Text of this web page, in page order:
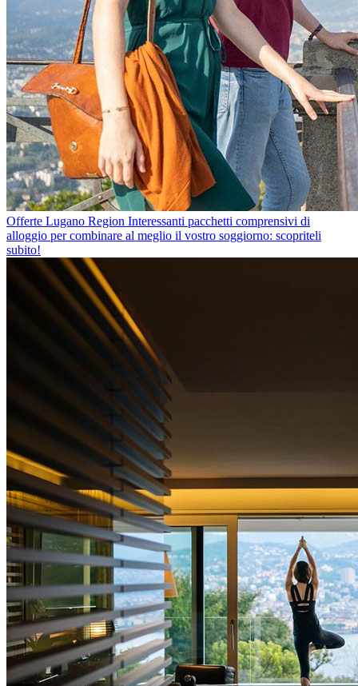
Offerte Lugano Region Interessanti pacchetti comprensivi di
alloggio per combinare al meglio il vostro soggiorno: scopriteli
subito!